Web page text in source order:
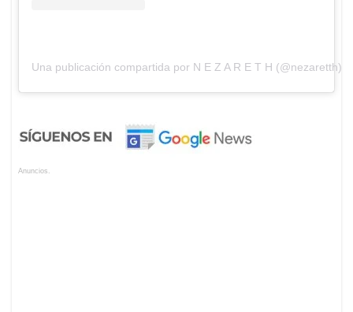
Una publicación compartida por N E Z A R E T H (@nezaretth)
Anuncios.